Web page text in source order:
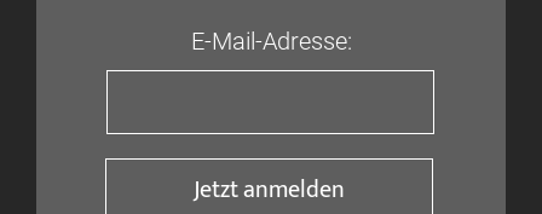
E-Mail-Adresse:
Jetzt anmelden